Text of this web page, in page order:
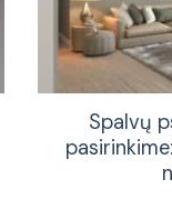
Spalvų